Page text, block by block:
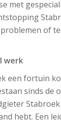
met
of
werk
een fortuin
sinds
hebt. Een